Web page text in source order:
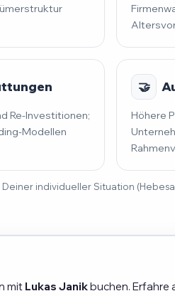
Re-Investitionen;
Modellen
🤝
Höhere
individueller Situation
mit Lukas Janikbuchen. Erfahre